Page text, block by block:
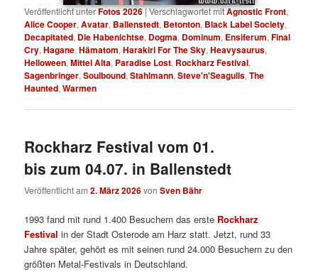
Veröffentlicht unterFotos 2026|Verschlagwortet mitAgnostic Front,
Alice Cooper,Avatar, Ballenstedt, Betonton, Black Label Society,
Decapitated, Die Habenichtse, Dogma, Dominum, Ensiferum,Final
Cry,Hagane,Hämatom,Harakiri For The Sky,Heavysaurus,
Helloween,Mittel Alta, Paradise Lost, Rockharz Festival,
Sagenbringer,Soulbound,Stahlmann,Steve'n'Seagulls,The
Haunted,Warmen
Rockharz Festival vom 01.
bis zum 04.07. in Ballenstedt
Veröffentlicht am2. März 2026vonSven Bähr
1993 fand mit rund 1.400 Besuchern das erste Rockharz
Festival in der Stadt Osterode am Harz statt.Jetzt, rund 33
Jahre später, gehört es mit seinen rund 24.000 Besuchern zu den
größten Metal-Festivals in Deutschland.